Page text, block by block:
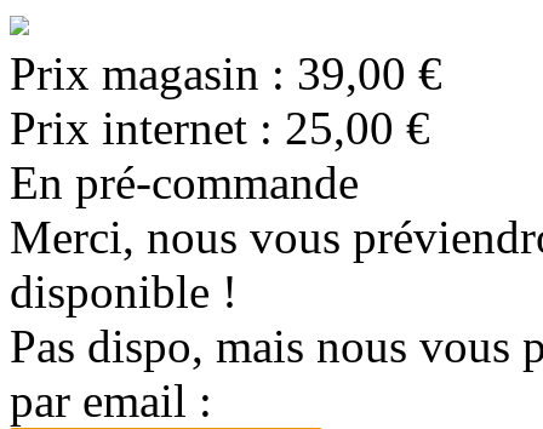
Prix magasin : 39,00 €
Prix internet : 25,00 €
En pré-commande
Merci, nous vous
disponible !
Pas dispo, mais nous vous
par email :